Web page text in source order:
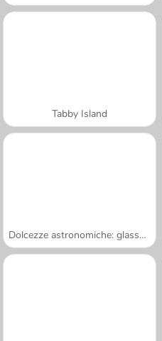
Tabby Island
Dolcezze astronomiche: glassa e galassia